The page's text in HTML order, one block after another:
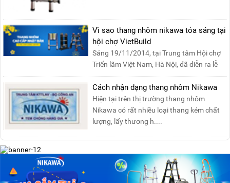
Vì sao thang nhôm nikawa tỏa sáng tại
hội chợ VietBuild
Sáng 19/11/2014, tại Trung tâm Hội chợ
Triển lãm Việt Nam, Hà Nội, đã diễn ra lễ
khai mạc “Triể....
Cách nhận dạng thang nhôm Nikawa
Hiện tại trên thị trường thang nhôm
Nikawa có rất nhiều loại thang kém chất
lượng, lấy thương h....